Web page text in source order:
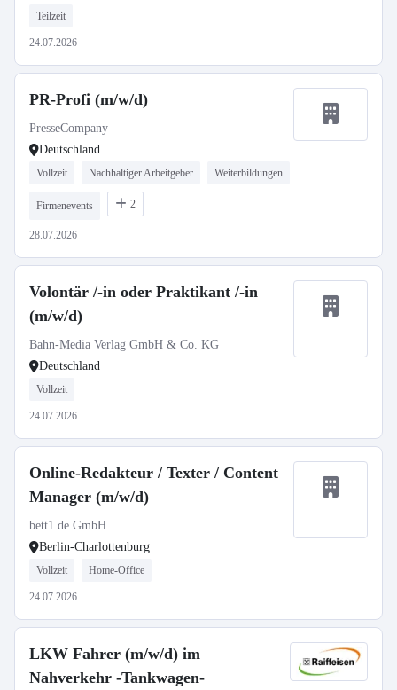
Teilzeit
24.07.2026
PR-Profi (m/w/d)
PresseCompany
Deutschland
Vollzeit Nachhaltiger Arbeitgeber Weiterbildungen
Firmenevents 2
28.07.2026
Volontär /-in oder Praktikant /-in
(m/w/d)
Bahn-Media Verlag GmbH & Co. KG
Deutschland
Vollzeit
24.07.2026
Online-Redakteur / Texter / Content
Manager (m/w/d)
bett1.de GmbH
Berlin-Charlottenburg
Vollzeit Home-Office
24.07.2026
LKW Fahrer (m/w/d) im
Nahverkehr -Tankwagen-